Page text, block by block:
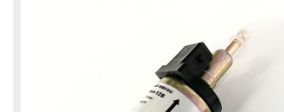
Herstellerinformationen